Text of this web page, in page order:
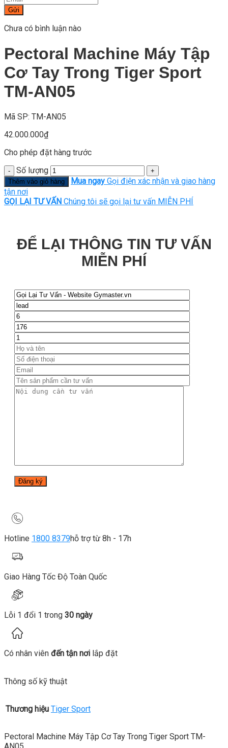
Gửi
Chưa có bình luận nào
Pectoral Machine Máy Tập
Cơ Tay Trong Tiger Sport
TM-AN05
Mã SP: TM-AN05
42.000.000₫
Cho phép đặt hàng trước
Số lượng
Thêm vào giỏ hàng Mua ngay Gọi điện xác nhận và giao hàng
tận nơi
GỌI LẠI TƯ VẤN Chúng tôi sẽ gọi lại tư vấn MIỄN PHÍ
ĐỂ LẠI THÔNG TIN TƯ VẤN
MIỄN PHÍ
Hotline 1800 8379hỗ trợ từ 8h - 17h
Giao Hàng Tốc Độ Toàn Quốc
Lỗi 1 đổi 1 trong 30 ngày
Có nhân viên đến tận nơi lắp đặt
Thông số kỹ thuật
Thương hiệu Tiger Sport
Pectoral Machine Máy Tập Cơ Tay Trong Tiger Sport TM-